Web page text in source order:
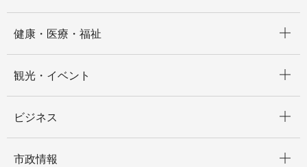
健康・医療・福祉
観光・イベント
ビジネス
市政情報